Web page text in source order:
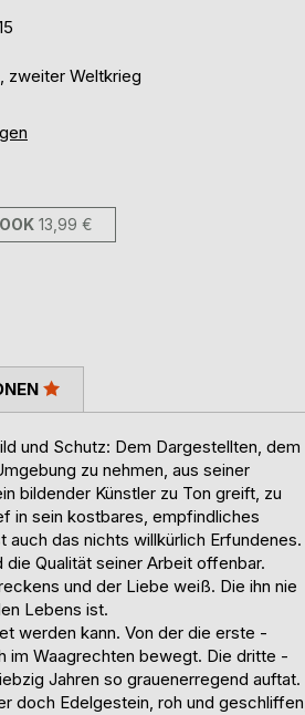
zweiter Weltkrieg
13,99 €
und Schutz: Dem Dargestellten, dem
zu nehmen, aus seiner
bildender Künstler zu Ton greift, zu
in sein kostbares, empfindliches
auch das nichts willkürlich Erfundenes.
Qualität seiner Arbeit offenbar.
und der Liebe weiß. Die ihn nie
Lebens ist.
werden kann. Von der die erste -
im Waagrechten bewegt. Die dritte -
Jahren so grauenerregend auftat.
doch Edelgestein, roh und